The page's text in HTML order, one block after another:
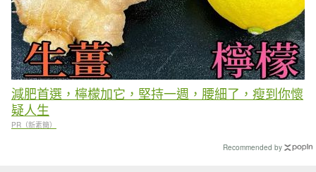
減肥首選，檸檬加它，堅持一週，腰細了，瘦到你懷
疑人生
PR（新素簡）
Recommended by